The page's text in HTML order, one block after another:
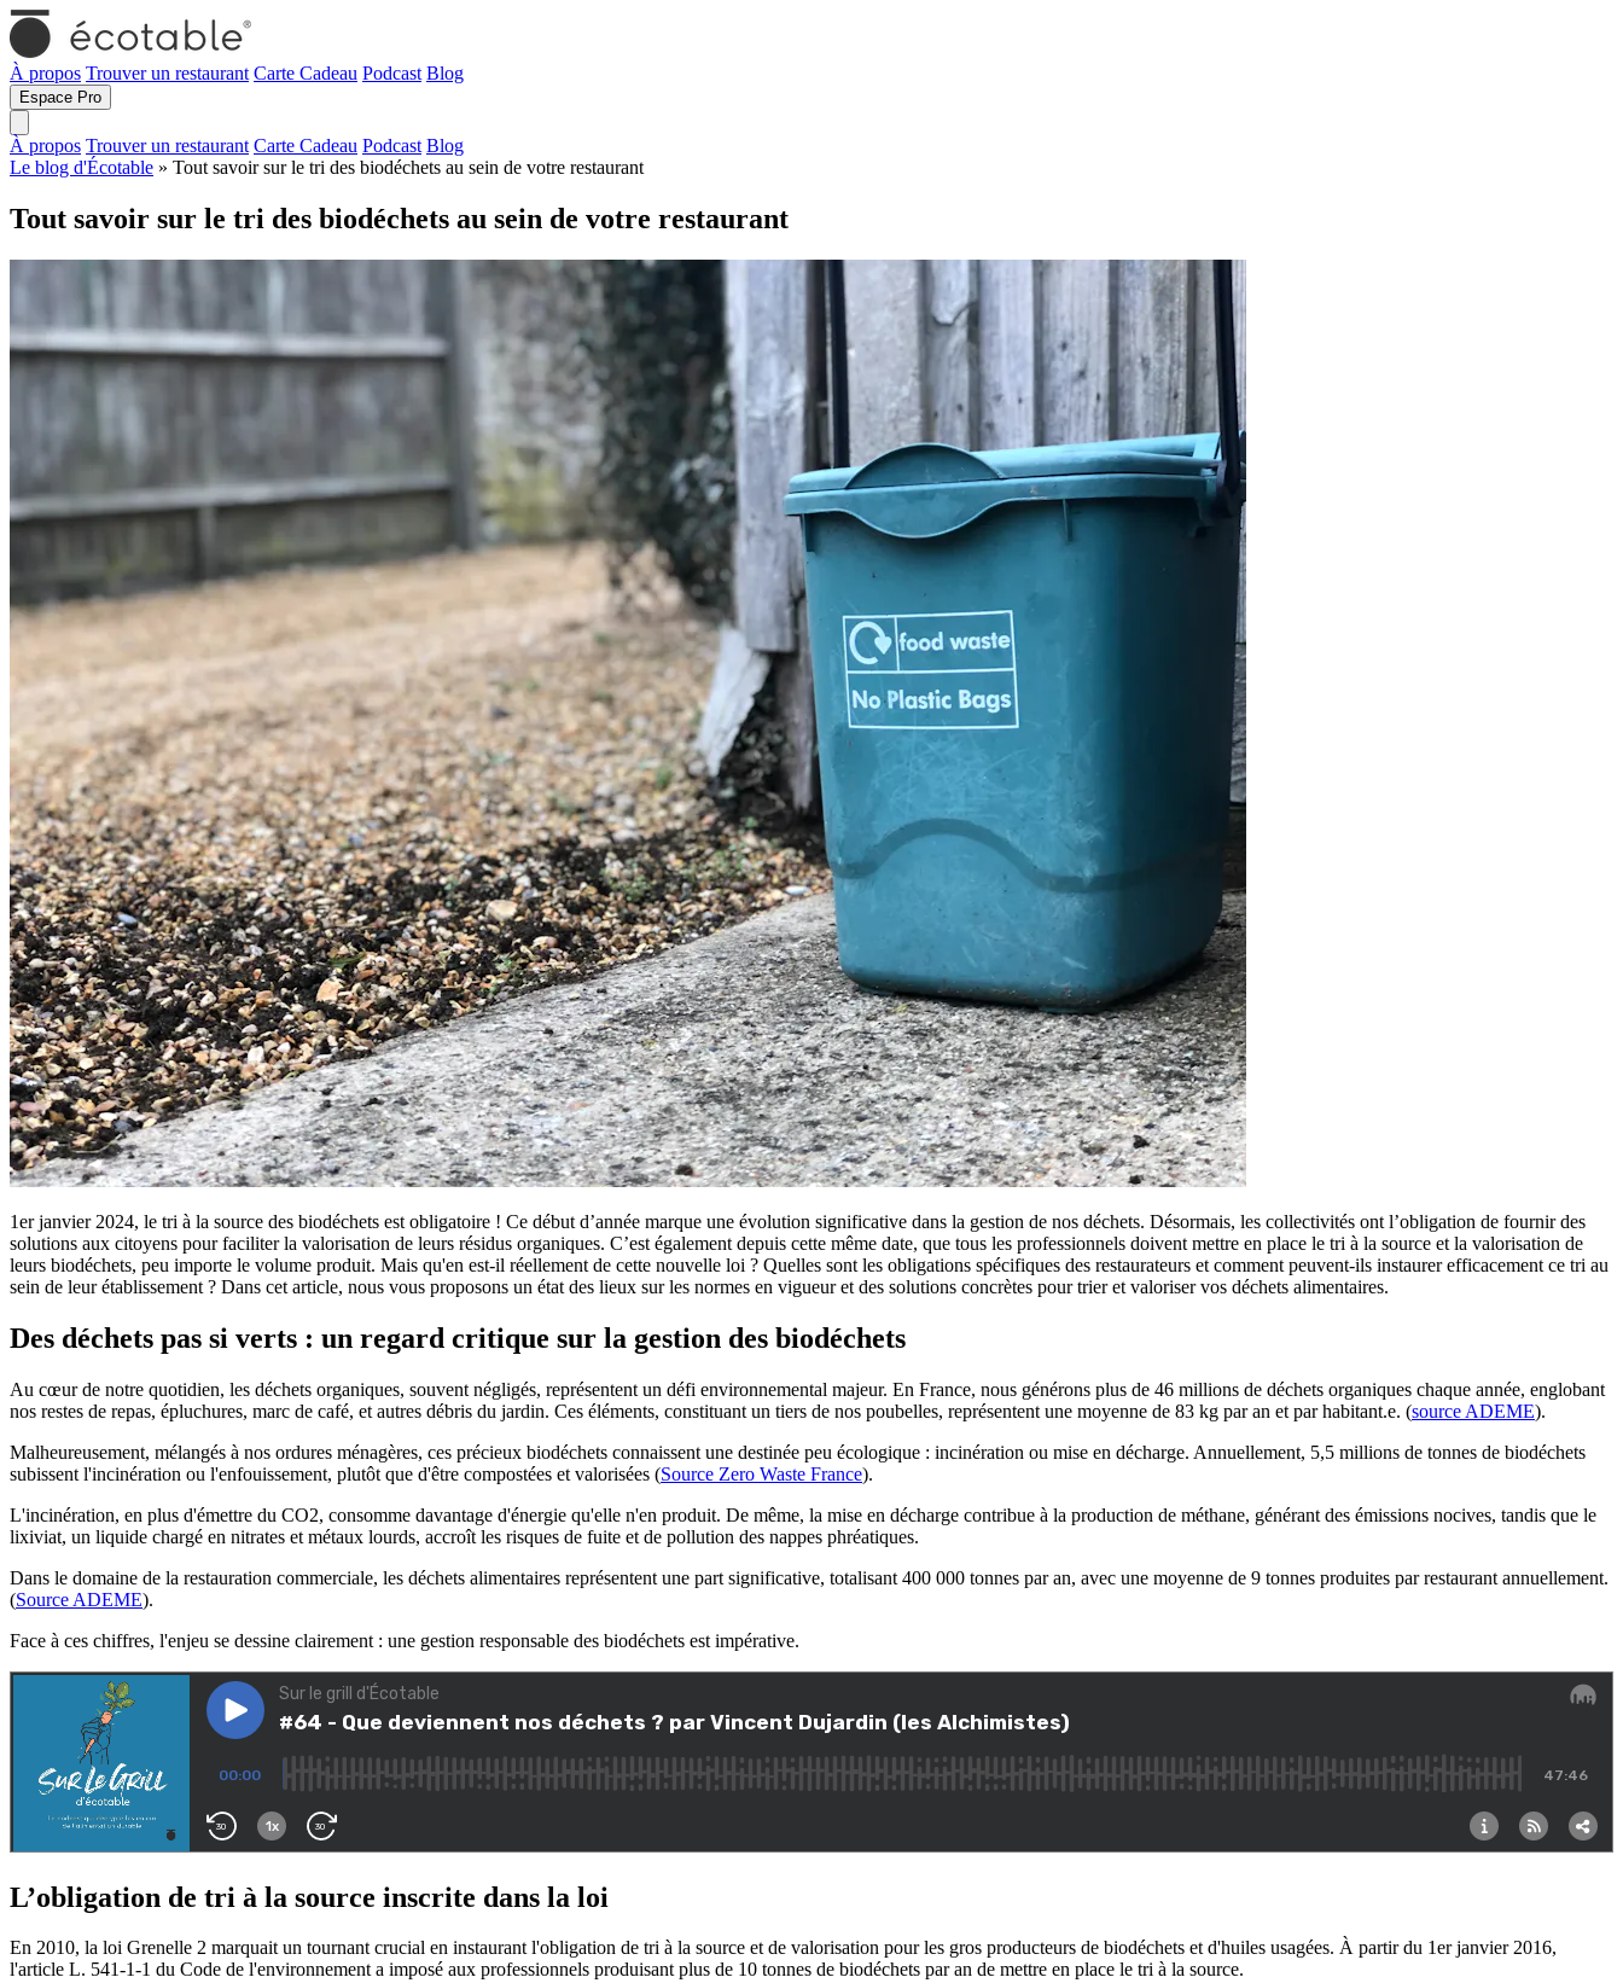
À propos Trouver un restaurant Carte Cadeau Podcast Blog
Espace Pro
À propos Trouver un restaurant Carte Cadeau Podcast Blog
Le blog d'Écotable » Tout savoir sur le tri des biodéchets au sein de votre restaurant
Tout savoir sur le tri des biodéchets au sein de votre restaurant
1er janvier 2024, le tri à la source des biodéchets est obligatoire ! Ce début d’année marque une évolution significative dans la gestion de nos déchets. Désormais, les collectivités ont l’obligation de fournir des
solutions aux citoyens pour faciliter la valorisation de leurs résidus organiques. C’est également depuis cette même date, que tous les professionnels doivent mettre en place le tri à la source et la valorisation de
leurs biodéchets, peu importe le volume produit. Mais qu'en est-il réellement de cette nouvelle loi ? Quelles sont les obligations spécifiques des restaurateurs et comment peuvent-ils instaurer efficacement ce tri au
sein de leur établissement ? Dans cet article, nous vous proposons un état des lieux sur les normes en vigueur et des solutions concrètes pour trier et valoriser vos déchets alimentaires.
Des déchets pas si verts : un regard critique sur la gestion des biodéchets
Au cœur de notre quotidien, les déchets organiques, souvent négligés, représentent un défi environnemental majeur. En France, nous générons plus de 46 millions de déchets organiques chaque année, englobant
nos restes de repas, épluchures, marc de café, et autres débris du jardin. Ces éléments, constituant un tiers de nos poubelles, représentent une moyenne de 83 kg par an et par habitant.e. (source ADEME).
Malheureusement, mélangés à nos ordures ménagères, ces précieux biodéchets connaissent une destinée peu écologique : incinération ou mise en décharge. Annuellement, 5,5 millions de tonnes de biodéchets
subissent l'incinération ou l'enfouissement, plutôt que d'être compostées et valorisées (Source Zero Waste France).
L'incinération, en plus d'émettre du CO2, consomme davantage d'énergie qu'elle n'en produit. De même, la mise en décharge contribue à la production de méthane, générant des émissions nocives, tandis que le
lixiviat, un liquide chargé en nitrates et métaux lourds, accroît les risques de fuite et de pollution des nappes phréatiques.
Dans le domaine de la restauration commerciale, les déchets alimentaires représentent une part significative, totalisant 400 000 tonnes par an, avec une moyenne de 9 tonnes produites par restaurant annuellement.
(Source ADEME).
Face à ces chiffres, l'enjeu se dessine clairement : une gestion responsable des biodéchets est impérative.
L’obligation de tri à la source inscrite dans la loi
En 2010, la loi Grenelle 2 marquait un tournant crucial en instaurant l'obligation de tri à la source et de valorisation pour les gros producteurs de biodéchets et d'huiles usagées. À partir du 1er janvier 2016,
l'article L. 541-1-1 du Code de l'environnement a imposé aux professionnels produisant plus de 10 tonnes de biodéchets par an de mettre en place le tri à la source.